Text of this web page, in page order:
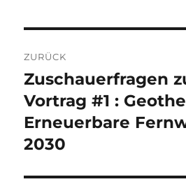
ZURÜCK
Vorheriger
Beitrag:
Zuschauerfragen
Vortrag #1 :
Erneuerbare
2030